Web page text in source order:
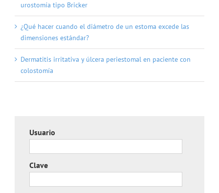
urostomía tipo Bricker
¿Qué hacer cuando el diámetro de un estoma excede las
dimensiones estándar?
Dermatitis irritativa y úlcera periestomal en paciente con
colostomía
Usuario
Clave